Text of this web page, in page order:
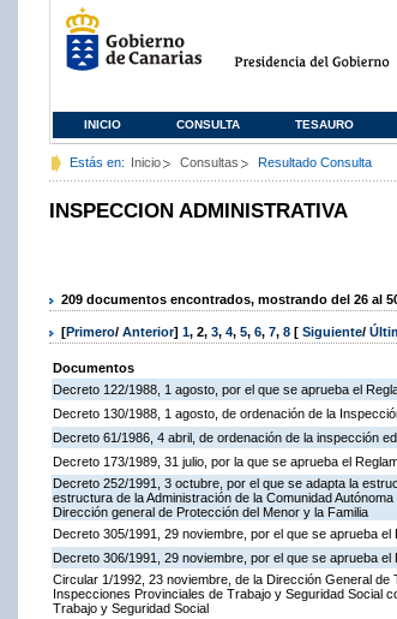
INICIO CONSULTA TESAURO
Estás en: Inicio Consultas Resultado Consulta
INSPECCION ADMINISTRATIVA
209 documentos encontrados, mostrando del 26 al
[Primero/ Anterior] 1, 2, 3, 4, 5, 6, 7, 8 [ Siguiente/
Documentos
Decreto 122/1988, 1 agosto, por el que se aprueba el
Decreto 130/1988, 1 agosto, de ordenación de la
Decreto 61/1986, 4 abril, de ordenación de la inspección
Decreto 173/1989, 31 julio, por la que se aprueba el
Decreto 252/1991, 3 octubre, por el que se adapta la
estructura de la Administración de la Comunidad
Dirección general de Protección del Menor y la Familia
Decreto 305/1991, 29 noviembre, por el que se aprueba
Decreto 306/1991, 29 noviembre, por el que se aprueba
Circular 1/1992, 23 noviembre, de la Dirección General
Inspecciones Provinciales de Trabajo y Seguridad Social
Trabajo y Seguridad Social